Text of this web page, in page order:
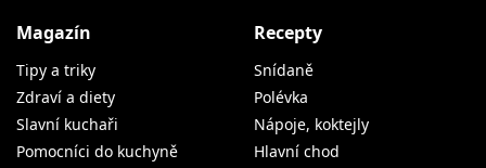
Magazín
Tipy a triky
Zdraví a diety
Slavní kuchaři
Pomocníci do kuchyně
Recepty
Snídaně
Polévka
Nápoje, koktejly
Hlavní chod